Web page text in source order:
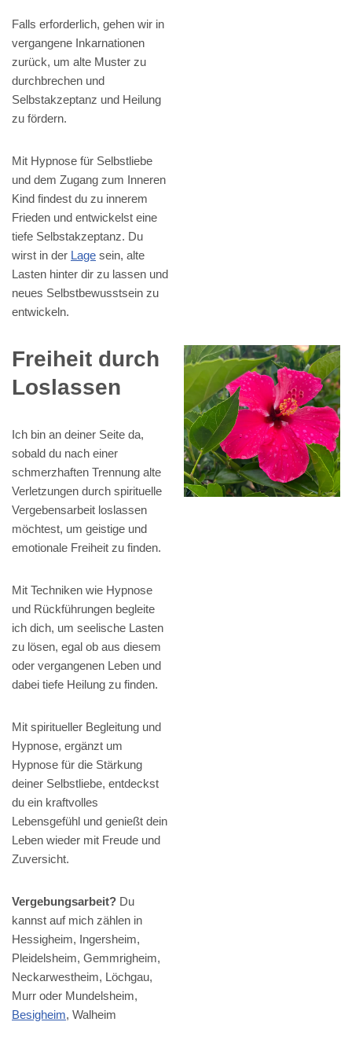
Falls erforderlich, gehen wir in
vergangene Inkarnationen
zurück, um alte Muster zu
durchbrechen und
Selbstakzeptanz und Heilung
zu fördern.
Mit Hypnose für Selbstliebe
und dem Zugang zum Inneren
Kind findest du zu innerem
Frieden und entwickelst eine
tiefe Selbstakzeptanz. Du
wirst in der Lage sein, alte
Lasten hinter dir zu lassen und
neues Selbstbewusstsein zu
entwickeln.
Freiheit durch
Loslassen
Ich bin an deiner Seite da,
sobald du nach einer
schmerzhaften Trennung alte
Verletzungen durch spirituelle
Vergebensarbeit loslassen
möchtest, um geistige und
emotionale Freiheit zu finden.
Mit Techniken wie Hypnose
und Rückführungen begleite
ich dich, um seelische Lasten
zu lösen, egal ob aus diesem
oder vergangenen Leben und
dabei tiefe Heilung zu finden.
Mit spiritueller Begleitung und
Hypnose, ergänzt um
Hypnose für die Stärkung
deiner Selbstliebe, entdeckst
du ein kraftvolles
Lebensgefühl und genießt dein
Leben wieder mit Freude und
Zuversicht.
Vergebungsarbeit? Du
kannst auf mich zählen in
Hessigheim, Ingersheim,
Pleidelsheim, Gemmrigheim,
Neckarwestheim, Löchgau,
Murr oder Mundelsheim,
Besigheim, Walheim